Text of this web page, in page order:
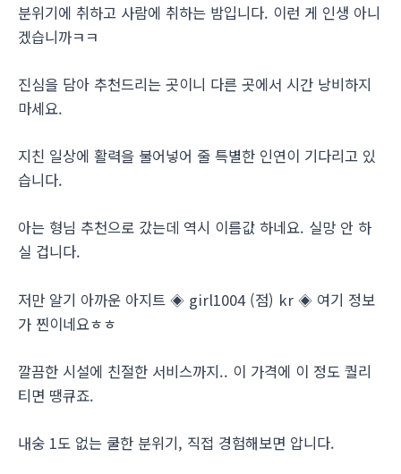
분위기에 취하고 사람에 취하는 밤입니다. 이런 게 인생 아니
겠습니까ㅋㅋ
진심을 담아 추천드리는 곳이니 다른 곳에서 시간 낭비하지
마세요.
지친 일상에 활력을 불어넣어 줄 특별한 인연이 기다리고 있
습니다.
아는 형님 추천으로 갔는데 역시 이름값 하네요. 실망 안 하
실 겁니다.
저만 알기 아까운 아지트 ◈ girl1004 (점) kr ◈ 여기 정보
가 찐이네요ㅎㅎ
깔끔한 시설에 친절한 서비스까지.. 이 가격에 이 정도 퀄리
티면 땡큐죠.
내숭 1도 없는 쿨한 분위기, 직접 경험해보면 압니다.